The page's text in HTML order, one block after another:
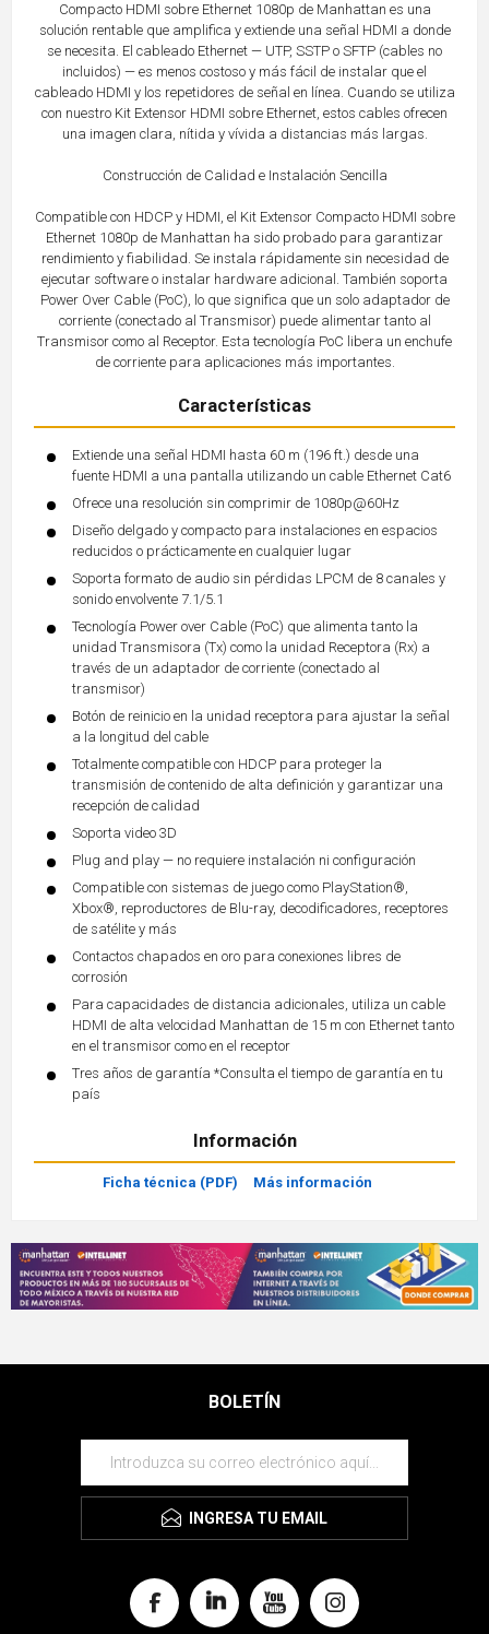
Compacto HDMI sobre Ethernet 1080p de Manhattan es una
solución rentable que amplifica y extiende una señal HDMI a donde
se necesita. El cableado Ethernet — UTP, SSTP o SFTP (cables no
incluidos) — es menos costoso y más fácil de instalar que el
cableado HDMI y los repetidores de señal en línea. Cuando se utiliza
con nuestro Kit Extensor HDMI sobre Ethernet, estos cables ofrecen
una imagen clara, nítida y vívida a distancias más largas.
Construcción de Calidad e Instalación Sencilla
Compatible con HDCP y HDMI, el Kit Extensor Compacto HDMI sobre
Ethernet 1080p de Manhattan ha sido probado para garantizar
rendimiento y fiabilidad. Se instala rápidamente sin necesidad de
ejecutar software o instalar hardware adicional. También soporta
Power Over Cable (PoC), lo que significa que un solo adaptador de
corriente (conectado al Transmisor) puede alimentar tanto al
Transmisor como al Receptor. Esta tecnología PoC libera un enchufe
de corriente para aplicaciones más importantes.
Características
Extiende una señal HDMI hasta 60 m (196 ft.) desde una
fuente HDMI a una pantalla utilizando un cable Ethernet Cat6
Ofrece una resolución sin comprimir de 1080p@60Hz
Diseño delgado y compacto para instalaciones en espacios
reducidos o prácticamente en cualquier lugar
Soporta formato de audio sin pérdidas LPCM de 8 canales y
sonido envolvente 7.1/5.1
Tecnología Power over Cable (PoC) que alimenta tanto la
unidad Transmisora (Tx) como la unidad Receptora (Rx) a
través de un adaptador de corriente (conectado al
transmisor)
Botón de reinicio en la unidad receptora para ajustar la señal
a la longitud del cable
Totalmente compatible con HDCP para proteger la
transmisión de contenido de alta definición y garantizar una
recepción de calidad
Soporta video 3D
Plug and play — no requiere instalación ni configuración
Compatible con sistemas de juego como PlayStation®,
Xbox®, reproductores de Blu-ray, decodificadores, receptores
de satélite y más
Contactos chapados en oro para conexiones libres de
corrosión
Para capacidades de distancia adicionales, utiliza un cable
HDMI de alta velocidad Manhattan de 15 m con Ethernet tanto
en el transmisor como en el receptor
Tres años de garantía *Consulta el tiempo de garantía en tu
país
Información
Ficha técnica (PDF) Más información
BOLETÍN
INGRESA TU EMAIL